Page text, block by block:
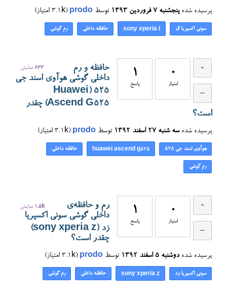
پرسیده شده پنجشنبه ۷ فروردین ۱۳۹۳ توسط prodo
(
3.1k امتیاز)
سونی اکسپریا ال sony xperia l حافظه داخلی رم گوشی
0
امتیاز
1
پاسخ
833 نمایش
حافظه و رم
داخلی گوشی هوآوی اسند جی
۵۲۵ (Huawei
Ascend G525) چقدر
است؟
پرسیده شده سه شنبه ۲۷ اسفند ۱۳۹۲ توسط prodo
(
3.1k امتیاز)
هوآوی اسند جی ۵۲۵ huawei ascend g525 حافظه داخلی
رم گوشی
0
امتیاز
1
پاسخ
1.5k نمایش
رم و حافظه‌ی
داخلی گوشی سونی اکسپریا
زد (sony xperia z)
چقدر است؟
پرسیده شده دوشنبه ۵ اسفند ۱۳۹۲ توسط prodo
(
3.1k امتیاز)
سونی اکسپریا زد sony xperia z حافظه داخلی رم گوشی